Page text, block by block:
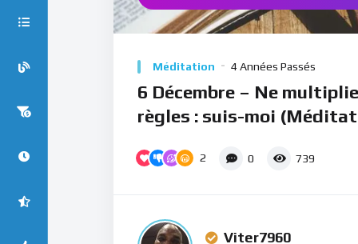
Audio
Player
Méditation 4 Années Passés
6 Décembre – Ne
règles : suis-moi
2 0 739
Viter7960